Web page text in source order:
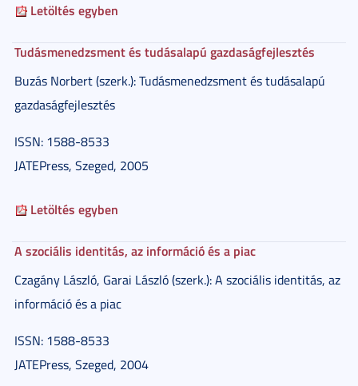
Letöltés egyben
Tudásmenedzsment és tudásalapú gazdaságfejlesztés
Buzás Norbert (szerk.): Tudásmenedzsment és tudásalapú
gazdaságfejlesztés
ISSN: 1588-8533
JATEPress, Szeged, 2005
Letöltés egyben
A szociális identitás, az információ és a piac
Czagány László, Garai László (szerk.): A szociális identitás, az
információ és a piac
ISSN: 1588-8533
JATEPress, Szeged, 2004